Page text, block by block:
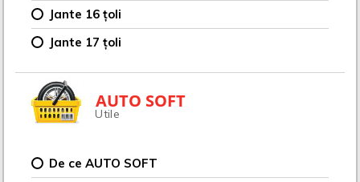
Jante 16 țoli
Jante 17 țoli
AUTO SOFT
Utile
De ce AUTO SOFT